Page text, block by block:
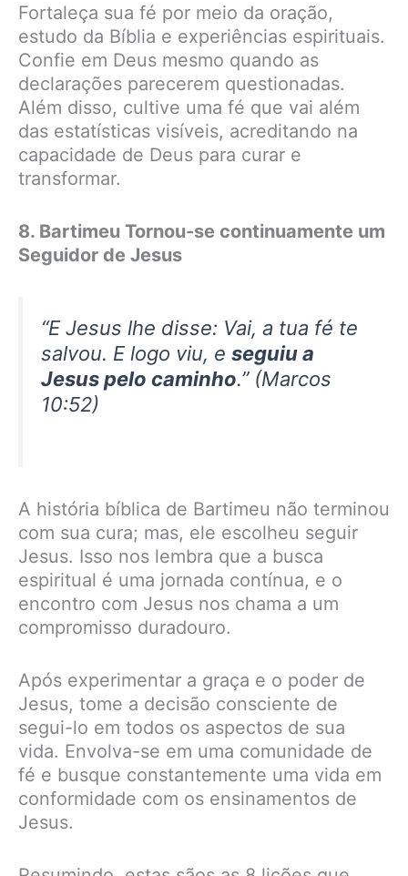
Fortaleça sua fé por meio da oração,
estudo da Bíblia e experiências espirituais.
Confie em Deus mesmo quando as
declarações parecerem questionadas.
Além disso, cultive uma fé que vai além
das estatísticas visíveis, acreditando na
capacidade de Deus para curar e
transformar.
8. Bartimeu Tornou-se continuamente um
Seguidor de Jesus
“E Jesus lhe disse: Vai, a tua fé te
salvou. E logo viu, e seguiu a
Jesus pelo caminho.” (Marcos
10:52)
A história bíblica de Bartimeu não terminou
com sua cura; mas, ele escolheu seguir
Jesus. Isso nos lembra que a busca
espiritual é uma jornada contínua, e o
encontro com Jesus nos chama a um
compromisso duradouro.
Após experimentar a graça e o poder de
Jesus, tome a decisão consciente de
segui-lo em todos os aspectos de sua
vida. Envolva-se em uma comunidade de
fé e busque constantemente uma vida em
conformidade com os ensinamentos de
Jesus.